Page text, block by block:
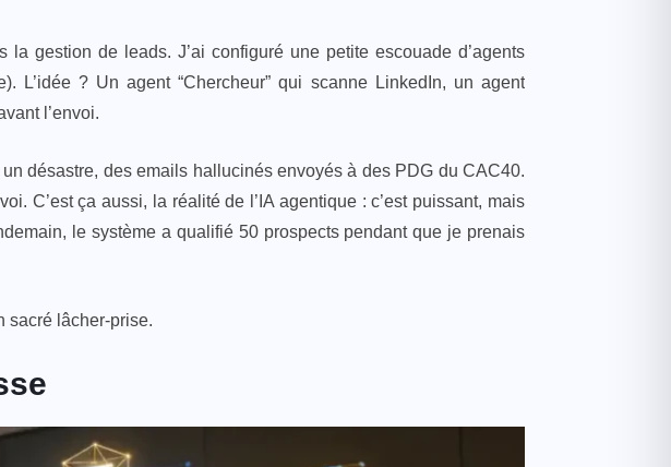
gestion de leads. J’ai configuré une petite escouade d’agents
? Un agent “Chercheur” qui scanne LinkedIn, un agent
l’envoi.
désastre, des emails hallucinés envoyés à des PDG du CAC40.
C’est ça aussi, la réalité de l’IA agentique : c’est puissant, mais
le système a qualifié 50 prospects pendant que je prenais
sacré lâcher-prise.